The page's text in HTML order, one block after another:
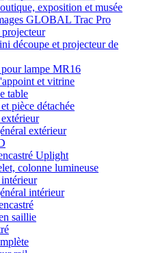
exposition et musée
GLOBAL Trac Pro
découpe et projecteur de
lampe MR16
et vitrine
table
pièce détachée
extérieur
Uplight
colonne lumineuse
intérieur
saillie